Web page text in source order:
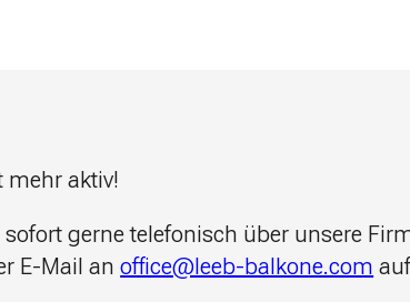
mehr aktiv!
gerne telefonisch über unsere
E-Mail anoffice@leeb-balkone.com